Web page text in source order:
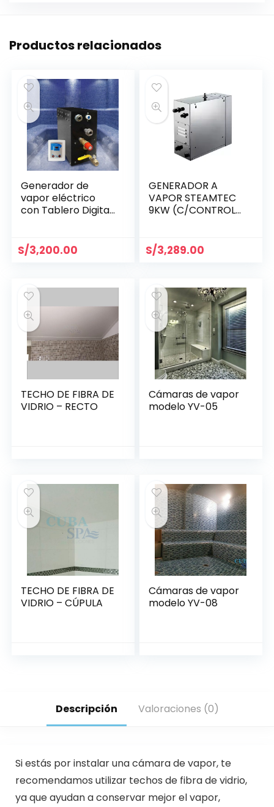
Productos relacionados
Generador de
vapor eléctrico
con Tablero Digital
S/3,200.00
GENERADOR A
VAPOR STEAMTEC
9KW (C/CONTROL
S/3,289.00
TECHO DE FIBRA DE
VIDRIO – RECTO
Cámaras de vapor
modelo YV-05
TECHO DE FIBRA DE
VIDRIO – CÚPULA
Cámaras de vapor
modelo YV-08
Descripción Valoraciones (0)
Si estás por instalar una cámara de vapor, te
recomendamos utilizar techos de fibra de vidrio,
ya que ayudan a conservar mejor el vapor,